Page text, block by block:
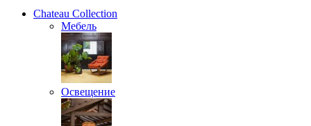
Chateau Collection
Мебель
Освещение